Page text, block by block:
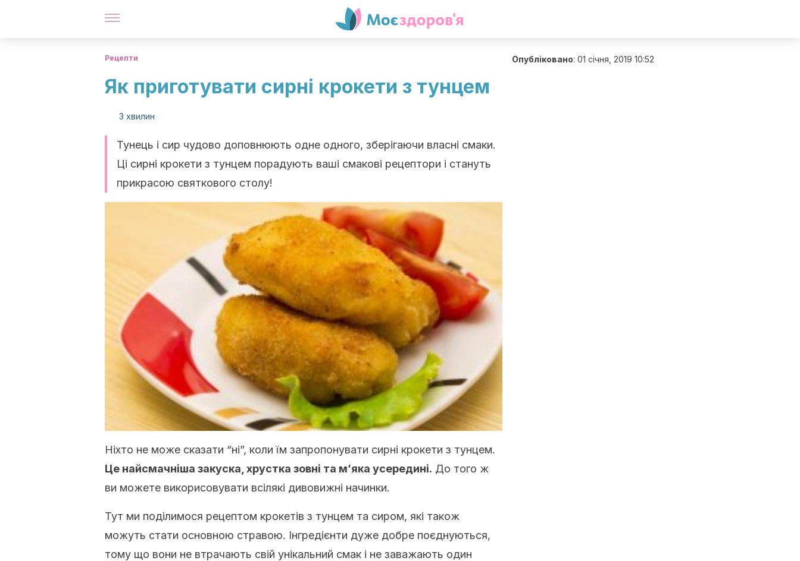
Рецепти
Як приготувати сирні крокети з тунцем
3 хвилин
Тунець і сир чудово доповнюють одне одного, зберігаючи власні смаки.
Ці сирні крокети з тунцем порадують ваші смакові рецептори і стануть
прикрасою святкового столу!
Ніхто не може сказати “ні”, коли їм запропонувати сирні крокети з тунцем.
Це найсмачніша закуска, хрустка зовні та м’яка усередині. До того ж
ви можете викорисовувати всілякі дивовижні начинки.
Тут ми поділимося рецептом крокетів з тунцем та сиром, які також
можуть стати основною стравою. Інгредієнти дуже добре поєднуються,
тому що вони не втрачають свій унікальний смак і не заважають один
Опубліковано: 01 січня, 2019 10:52